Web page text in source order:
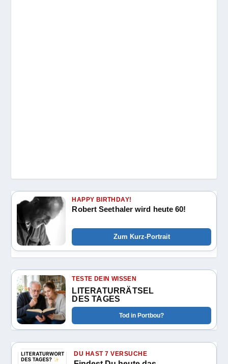
HAPPY BIRTHDAY!
Robert Seethaler wird heute 60!
Zum Kurz-Portrait
TESTE DEIN WISSEN
LITERATURRÄTSEL
DES TAGES
Tod in Portbou?
DU HAST 7 VERSUCHE